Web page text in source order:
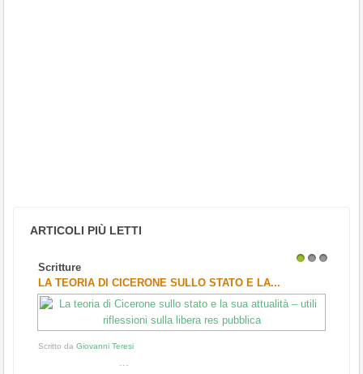
ARTICOLI PIÙ LETTI
Scritture
LA TEORIA DI CICERONE SULLO STATO E LA...
Scritto da Giovanni Teresi
...